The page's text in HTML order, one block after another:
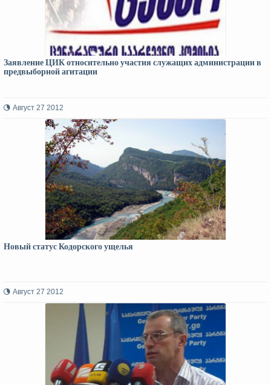
Заявление ЦИК относительно участия служащих администрации в
предвыборной агитации
Август 27 2012
Новый статус Кодорского ущелья
Август 27 2012